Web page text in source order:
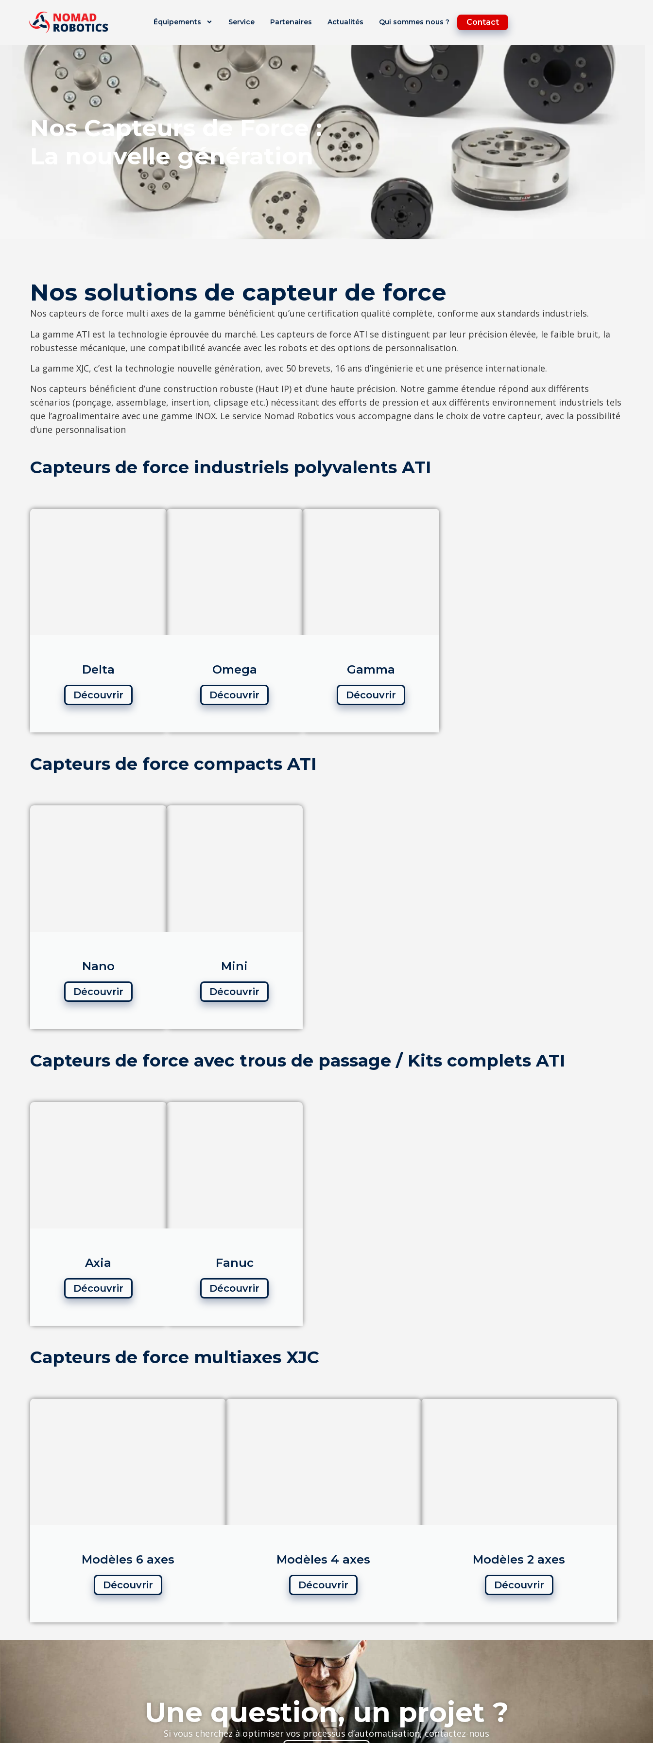
Équipements Service Partenaires Actualités Qui sommes nous ? Contact
Nos Capteurs de Force :
La nouvelle génération
Nos solutions de capteur de force
Nos capteurs de force multi axes de la gamme bénéficient qu’une certification qualité complète, conforme aux standards industriels.
La gamme ATI est la technologie éprouvée du marché. Les capteurs de force ATI se distinguent par leur précision élevée, le faible bruit, la
robustesse mécanique, une compatibilité avancée avec les robots et des options de personnalisation.
La gamme XJC, c’est la technologie nouvelle génération, avec 50 brevets, 16 ans d’ingénierie et une présence internationale.
Nos capteurs bénéficient d’une construction robuste (Haut IP) et d’une haute précision. Notre gamme étendue répond aux différents
scénarios (ponçage, assemblage, insertion, clipsage etc.) nécessitant des efforts de pression et aux différents environnement industriels tels
que l’agroalimentaire avec une gamme INOX. Le service Nomad Robotics vous accompagne dans le choix de votre capteur, avec la possibilité
d’une personnalisation
Capteurs de force industriels polyvalents ATI
Delta
Découvrir
Omega
Découvrir
Gamma
Découvrir
Capteurs de force compacts ATI
Nano
Découvrir
Mini
Découvrir
Capteurs de force avec trous de passage / Kits complets ATI
Axia
Découvrir
Fanuc
Découvrir
Capteurs de force multiaxes XJC
Modèles 6 axes
Découvrir
Modèles 4 axes
Découvrir
Modèles 2 axes
Découvrir
Une question, un projet ?
Si vous cherchez à optimiser vos processus d’automatisation, contactez-nous